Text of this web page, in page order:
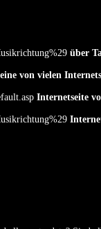
über
von vielen
Internetseite